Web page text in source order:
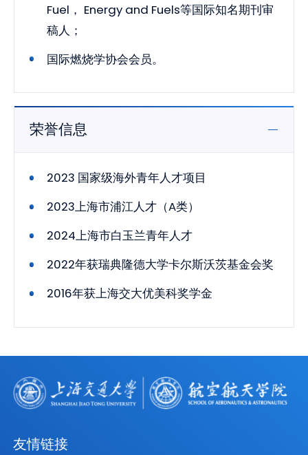
Fuel， Energy and Fuels等国际知名期刊审
稿人；
国际燃烧学协会会员。
荣誉信息
2023 国家级海外青年人才项目
2023上海市浦江人才（A类）
2024上海市白玉兰青年人才
2022年获瑞典隆德大学卡尔斯沃茨基金会奖
2016年获上海交大优美科奖学金
友情链接